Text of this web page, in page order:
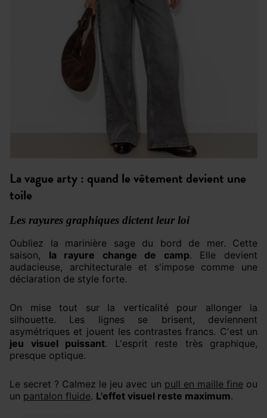
La vague arty : quand le vêtement devient une
toile
Les rayures graphiques dictent leur loi
Oubliez la marinière sage du bord de mer. Cette
saison, la rayure change de camp. Elle devient
audacieuse, architecturale et s'impose comme une
déclaration de style forte.
On mise tout sur la verticalité pour allonger la
silhouette. Les lignes se brisent, deviennent
asymétriques et jouent les contrastes francs. C'est un
jeu visuel puissant. L'esprit reste très graphique,
presque optique.
Le secret ? Calmez le jeu avec un pull en maille fineou
un pantalon fluide. L'effet visuel reste maximum.